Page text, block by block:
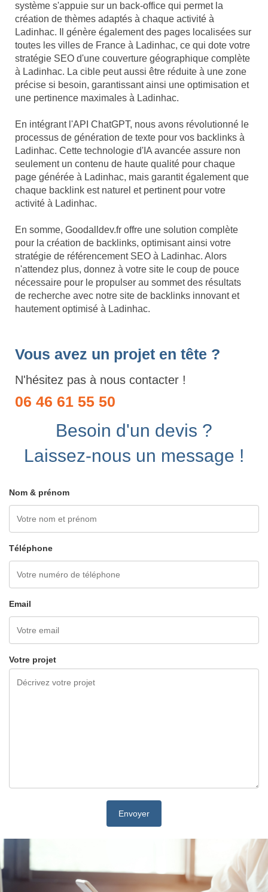
système s'appuie sur un back-office qui permet la
création de thèmes adaptés à chaque activité à
Ladinhac. Il génère également des pages localisées sur
toutes les villes de France à Ladinhac, ce qui dote votre
stratégie SEO d'une couverture géographique complète
à Ladinhac. La cible peut aussi être réduite à une zone
précise si besoin, garantissant ainsi une optimisation et
une pertinence maximales à Ladinhac.
En intégrant l'API ChatGPT, nous avons révolutionné le
processus de génération de texte pour vos backlinks à
Ladinhac. Cette technologie d'IA avancée assure non
seulement un contenu de haute qualité pour chaque
page générée à Ladinhac, mais garantit également que
chaque backlink est naturel et pertinent pour votre
activité à Ladinhac.
En somme, Goodalldev.fr offre une solution complète
pour la création de backlinks, optimisant ainsi votre
stratégie de référencement SEO à Ladinhac. Alors
n'attendez plus, donnez à votre site le coup de pouce
nécessaire pour le propulser au sommet des résultats
de recherche avec notre site de backlinks innovant et
hautement optimisé à Ladinhac.
Vous avez un projet en tête ?
N'hésitez pas à nous contacter !
06 46 61 55 50
Besoin d'un devis ?
Laissez-nous un message !
Nom & prénom
Téléphone
Email
Votre projet